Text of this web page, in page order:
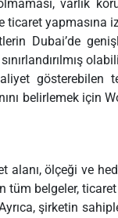
varlık
ticaret yapmasına
Dubai’de
gösterebilen
belirlemek için
ölçeği ve
tüm belgeler,
şirketin